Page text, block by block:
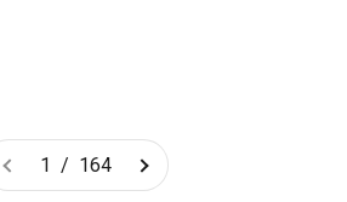
1 / 164